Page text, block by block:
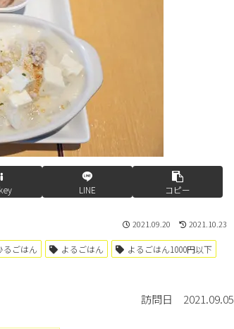
LINE コピー
2021.09.20 2021.10.23
るごはん よるごはん
よるごはん1000円以下
訪問日 2021.09.05